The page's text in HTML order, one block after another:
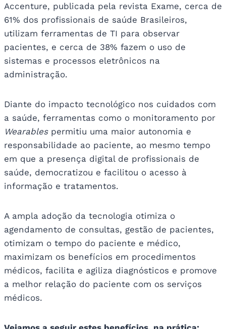
Accenture, publicada pela revista Exame, cerca de
61% dos profissionais de saúde Brasileiros,
utilizam ferramentas de TI para observar
pacientes, e cerca de 38% fazem o uso de
sistemas e processos eletrônicos na
administração.
Diante do impacto tecnológico nos cuidados com
a saúde, ferramentas como o monitoramento por
Wearablespermitiu uma maior autonomia e
responsabilidade ao paciente, ao mesmo tempo
em que a presença digital de profissionais de
saúde, democratizou e facilitou o acesso à
informação e tratamentos.
A ampla adoção da tecnologia otimiza o
agendamento de consultas, gestão de pacientes,
otimizam o tempo do paciente e médico,
maximizam os benefícios em procedimentos
médicos, facilita e agiliza diagnósticos e promove
a melhor relação do paciente com os serviços
médicos.